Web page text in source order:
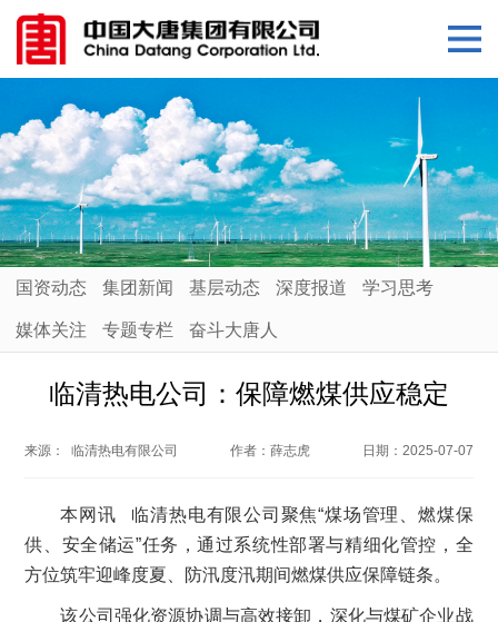
国资动态 集团新闻 基层动态 深度报道 学习思考
媒体关注 专题专栏 奋斗大唐人
临清热电公司：保障燃煤供应稳定
来源： 临清热电有限公司 作者： 薛志虎 日期： 2025-07-07
本网讯 临清热电有限公司聚焦“煤场管理、燃煤保
供、安全储运”任务，通过系统性部署与精细化管控，全
方位筑牢迎峰度夏、防汛度汛期间燃煤供应保障链条。
该公司强化资源协调与高效接卸，深化与煤矿企业战